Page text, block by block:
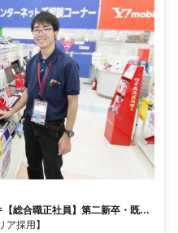
総合職正社員】第二新卒・既卒
採用】